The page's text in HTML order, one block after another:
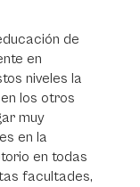
de
en
niveles la
los otros
muy
en la
en todas
facultades,